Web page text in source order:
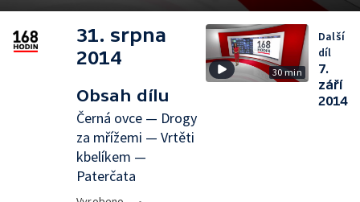
31. srpna
2014
Obsah dílu
Černá ovce — Drogy
za mřížemi — Vrtěti
kbelíkem —
Paterčata
30 min
Další
díl
7.
září
2014